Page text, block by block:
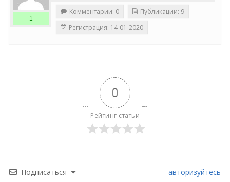
1
Комментарии: 0
Публикации: 9
Регистрация: 14-01-2020
0
Рейтинг статьи
Подписаться авторизуйтесь